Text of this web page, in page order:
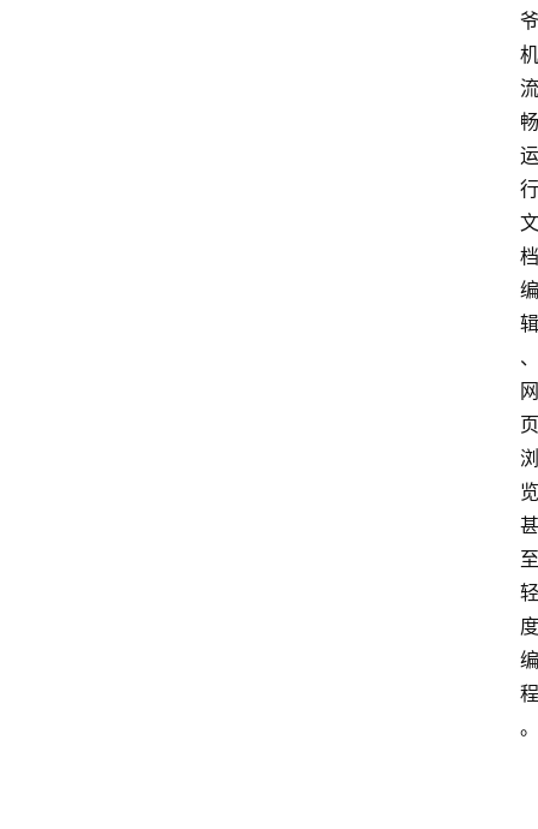
爷
机
流
畅
运
行
文
档
编
辑
、
网
页
浏
览
甚
至
轻
度
编
程
。